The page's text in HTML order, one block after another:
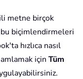
metne birçok
biçimlendirmeleri
hızlıca nasıl
için Tüm